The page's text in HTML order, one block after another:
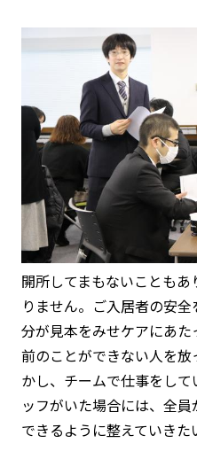
開所してまもないことも
りません。ご入居者の安
分が見本をみせケアにあ
前のことができない人を
かし、チームで仕事をし
ッフがいた場合には、全
できるように整えていきた